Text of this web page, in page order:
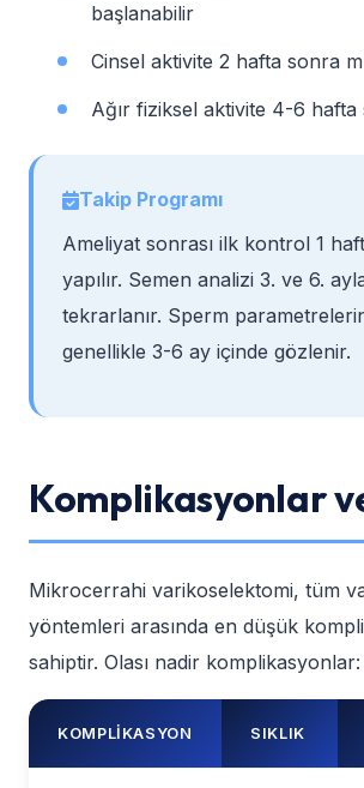
başlanabilir
Cinsel aktivite 2 hafta sonra
Ağır fiziksel aktivite 4-6 hafta
Takip Programı
Ameliyat sonrası ilk kontrol 1
yapılır. Semen analizi 3. ve 6.
tekrarlanır. Sperm
genellikle 3-6 ay içinde gözlenir.
Komplikasyonlar
Mikrocerrahi varikoselektomi, tüm
yöntemleri arasında en düşük
sahiptir. Olası nadir komplikasyonlar:
KOMPLIKASYON SIKLIK